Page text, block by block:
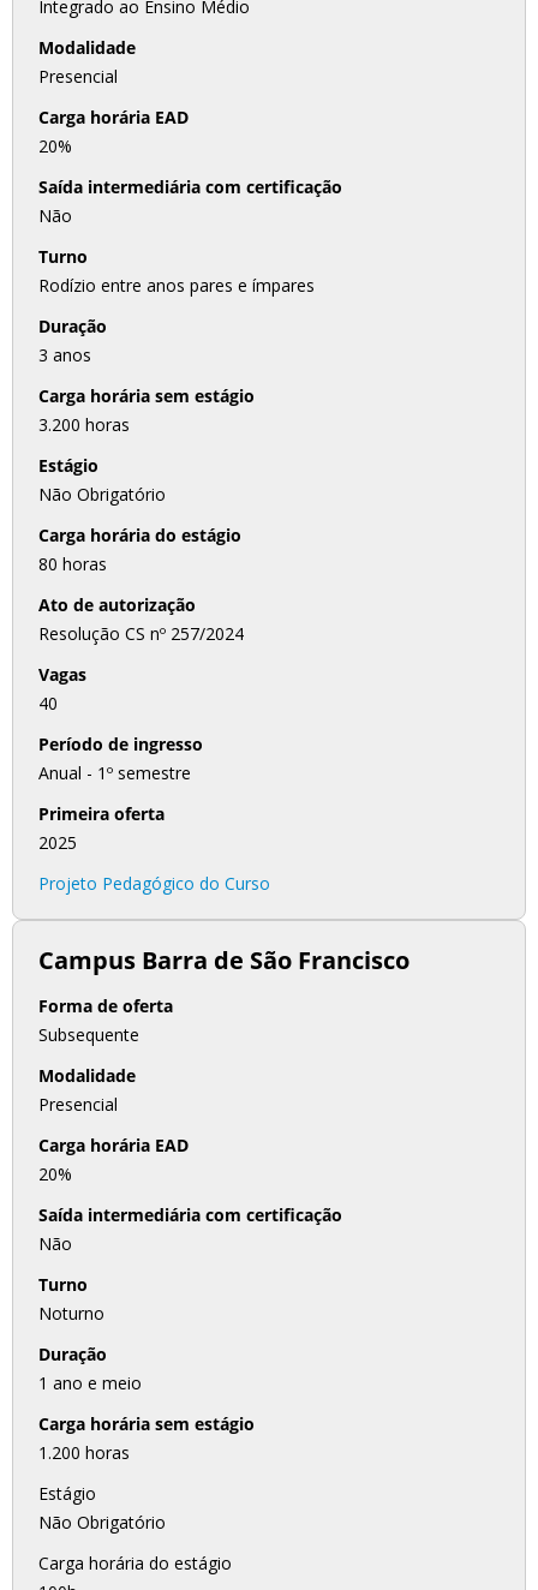
Integrado ao Ensino Médio
Modalidade
Presencial
Carga horária EAD
20%
Saída intermediária com certificação
Não
Turno
Rodízio entre anos pares e ímpares
Duração
3 anos
Carga horária sem estágio
3.200 horas
Estágio
Não Obrigatório
Carga horária do estágio
80 horas
Ato de autorização
Resolução CS nº 257/2024
Vagas
40
Período de ingresso
Anual - 1º semestre
Primeira oferta
2025
Projeto Pedagógico do Curso
Campus Barra de São Francisco
Forma de oferta
Subsequente
Modalidade
Presencial
Carga horária EAD
20%
Saída intermediária com certificação
Não
Turno
Noturno
Duração
1 ano e meio
Carga horária sem estágio
1.200 horas
Estágio
Não Obrigatório
Carga horária do estágio